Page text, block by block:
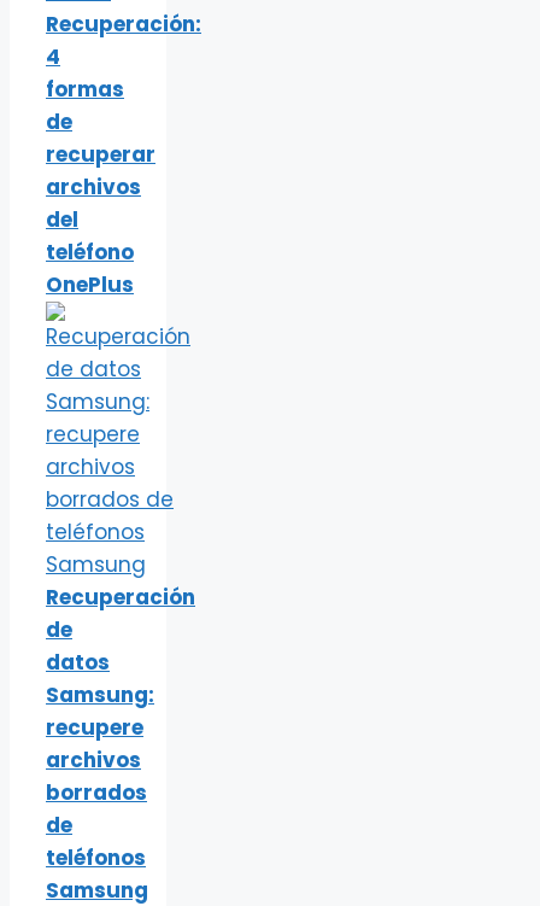
Recuperación:
4
formas
de
recuperar
archivos
del
teléfono
OnePlus
Recuperación
de
datos
Samsung:
recupere
archivos
borrados
de
teléfonos
Samsung